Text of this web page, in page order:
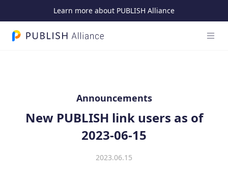
Learn more about PUBLISH Alliance
PUBLISH Alliance logo
Announcements
New PUBLISH link users as of
2023-06-15
2023.06.15